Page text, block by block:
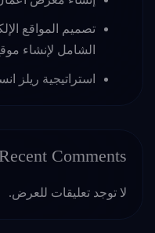
تصميم المواقع
الشامل لإنشاء
استراتيجية ريلز
Comments
لا توجد تعليقات للعرض.